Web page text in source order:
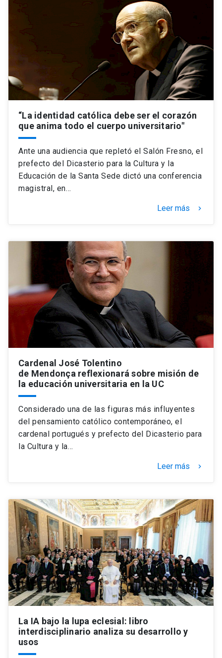
“La identidad católica debe ser el corazón
que anima todo el cuerpo universitario"
Ante una audiencia que repletó el Salón Fresno, el
prefecto del Dicasterio para la Cultura y la
Educación de la Santa Sede dictó una conferencia
magistral, en…
Leer más keyboard_arrow_right
Cardenal José Tolentino
de Mendonça reflexionará sobre misión de
la educación universitaria en la UC
Considerado una de las figuras más influyentes
del pensamiento católico contemporáneo, el
cardenal portugués y prefecto del Dicasterio para
la Cultura y la…
Leer más keyboard_arrow_right
La IA bajo la lupa eclesial: libro
interdisciplinario analiza su desarrollo y
usos